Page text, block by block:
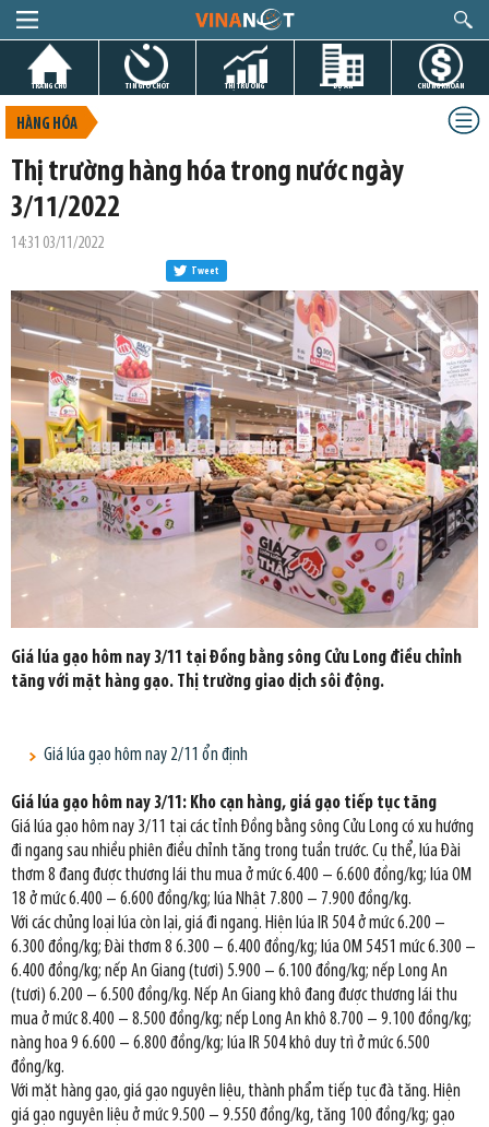
TRANG CHỦ TIN GIỜ CHÓT THỊ TRƯỜNG DỰ ÁN CHỨNG KHOÁN
HÀNG HÓA
Thị trường hàng hóa trong nước ngày
3/11/2022
14:31 03/11/2022
Tweet
Giá lúa gạo hôm nay 3/11 tại Đồng bằng sông Cửu Long điều chỉnh
tăng với mặt hàng gạo. Thị trường giao dịch sôi động.
Giá lúa gạo hôm nay 2/11 ổn định
Giá lúa gạo hôm nay 3/11: Kho cạn hàng, giá gạo tiếp tục tăng
Giá lúa gạo hôm nay 3/11 tại các tỉnh Đồng bằng sông Cửu Long có xu hướng
đi ngang sau nhiều phiên điều chỉnh tăng trong tuần trước. Cụ thể, lúa Đài
thơm 8 đang được thương lái thu mua ở mức 6.400 – 6.600 đồng/kg; lúa OM
18 ở mức 6.400 – 6.600 đồng/kg; lúa Nhật 7.800 – 7.900 đồng/kg.
Với các chủng loại lúa còn lại, giá đi ngang. Hiện lúa IR 504 ở mức 6.200 –
6.300 đồng/kg; Đài thơm 8 6.300 – 6.400 đồng/kg; lúa OM 5451 mức 6.300 –
6.400 đồng/kg; nếp An Giang (tươi) 5.900 – 6.100 đồng/kg; nếp Long An
(tươi) 6.200 – 6.500 đồng/kg. Nếp An Giang khô đang được thương lái thu
mua ở mức 8.400 – 8.500 đồng/kg; nếp Long An khô 8.700 – 9.100 đồng/kg;
nàng hoa 9 6.600 – 6.800 đồng/kg; lúa IR 504 khô duy trì ở mức 6.500
đồng/kg.
Với mặt hàng gạo, giá gạo nguyên liệu, thành phẩm tiếp tục đà tăng. Hiện
giá gạo nguyên liệu ở mức 9.500 – 9.550 đồng/kg, tăng 100 đồng/kg; gạo